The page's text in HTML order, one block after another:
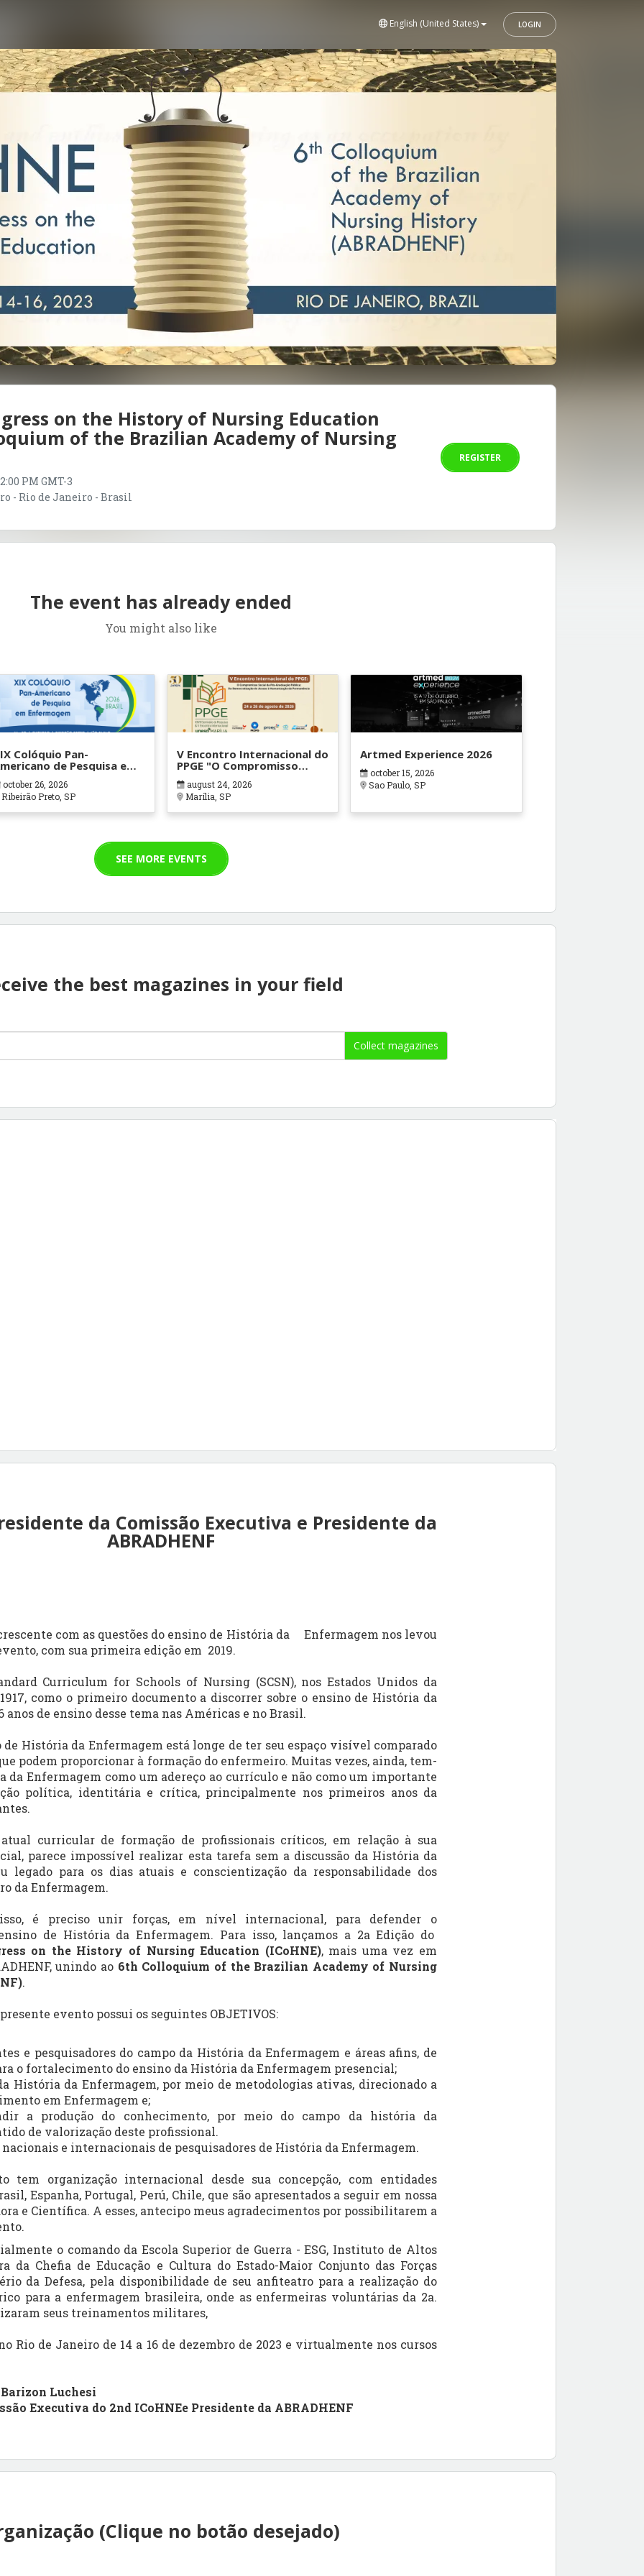
English (United States) LOGIN
on the History of Nursing Education
of the Brazilian Academy of Nursing
PM GMT-3
- Rio de Janeiro - Brasil
REGISTER
The event has already ended
You might also like
Colóquio Pan-
de Pesquisa em
october 26, 2026
Ribeirão Preto, SP
V Encontro Internacional do
PPGE "O Compromisso
Social da Pós-Graduação
Pública: Da Democratização
do Acesso à Humanização
da Permanência"
august 24, 2026
Marília, SP
Artmed Experience 2026
october 15, 2026
Sao Paulo, SP
SEE MORE EVENTS
the best magazines in your field
Collect magazines
da Comissão Executiva e Presidente da
ABRADHENF
com as questões do ensino de História da Enfermagem nos levou
com sua primeira edição em 2019.
Curriculum for Schools of Nursing (SCSN), nos Estados Unidos da
como o primeiro documento a discorrer sobre o ensino de História da
anos de ensino desse tema nas Américas e no Brasil.
História da Enfermagem está longe de ter seu espaço visível comparado
podem proporcionar à formação do enfermeiro. Muitas vezes, ainda, tem-
da Enfermagem como um adereço ao currículo e não como um importante
política, identitária e crítica, principalmente nos primeiros anos da
curricular de formação de profissionais críticos, em relação à sua
parece impossível realizar esta tarefa sem a discussão da História da
legado para os dias atuais e conscientização da responsabilidade dos
da Enfermagem.
é preciso unir forças, em nível internacional, para defender o
de História da Enfermagem. Para isso, lançamos a 2a Edição do
on the History of Nursing Education (ICoHNE), mais uma vez em
unindo ao 6th Colloquium of the Brazilian Academy of Nursing
.
evento possui os seguintes OBJETIVOS:
e pesquisadores do campo da História da Enfermagem e áreas afins, de
o fortalecimento do ensino da História da Enfermagem presencial;
História da Enfermagem, por meio de metodologias ativas, direcionado a
em Enfermagem e;
a produção do conhecimento, por meio do campo da história da
de valorização deste profissional.
nacionais e internacionais de pesquisadores de História da Enfermagem.
tem organização internacional desde sua concepção, com entidades
Espanha, Portugal, Perú, Chile, que são apresentados a seguir em nossa
e Científica. A esses, antecipo meus agradecimentos por possibilitarem a
o comando da Escola Superior de Guerra - ESG, Instituto de Altos
da Chefia de Educação e Cultura do Estado-Maior Conjunto das Forças
da Defesa, pela disponibilidade de seu anfiteatro para a realização do
para a enfermagem brasileira, onde as enfermeiras voluntárias da 2a.
seus treinamentos militares,
Rio de Janeiro de 14 a 16 de dezembro de 2023 e virtualmente nos cursos
Luchesi
Executiva do 2nd ICoHNEe Presidente da ABRADHENF
(Clique no botão desejado)